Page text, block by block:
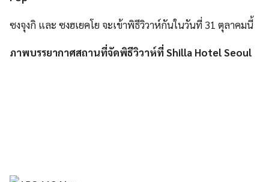
ซงจุงกิ และ ซงฮเยคโย จะเข้าพิธีวิวาห์กันในวันที่ 31 ตุลาคมนี้
ภาพบรรยากาศสถานที่จัดพิธีวิวาห์ที่ Shilla Hotel Seoul